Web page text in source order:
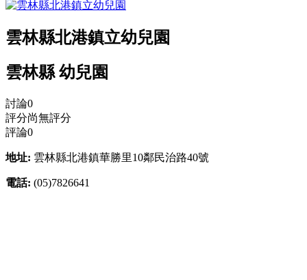
雲林縣北港鎮立幼兒園
雲林縣 幼兒園
討論0
評分尚無評分
評論0
地址: 雲林縣北港鎮華勝里10鄰民治路40號
電話: (05)7826641